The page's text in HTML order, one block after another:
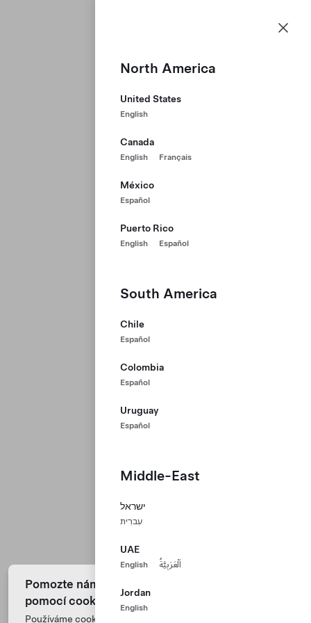
Domovská stránka společnosti
North America
United States
English
Canada
English Français
México
Español
Puerto Rico
English Español
South America
Chile
Español
Colombia
Español
Uruguay
Español
Middle-East
ישראל
עִברִית
UAE
English اَلْعَرَبِيَّةُ
Jordan
English
Pomozte nám zlepšit naše webové stránky
pomocí cookies
Používáme cookies a zpracováváme údaje z vašeho zařízení